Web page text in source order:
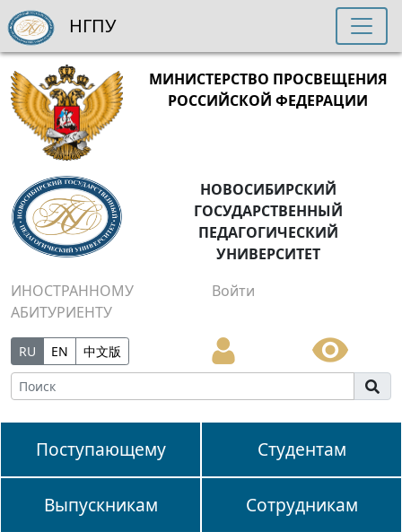
МИНИСТЕРСТВО ПРОСВЕЩЕНИЯ
РОССИЙСКОЙ ФЕДЕРАЦИИ
НОВОСИБИРСКИЙ
ГОСУДАРСТВЕННЫЙ
ПЕДАГОГИЧЕСКИЙ
УНИВЕРСИТЕТ
ИНОСТРАННОМУ
АБИТУРИЕНТУ
Войти
RU EN 中文版
Поступающему Студентам
Выпускникам Сотрудникам
НГПУ